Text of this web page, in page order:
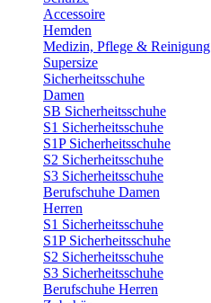
Accessoire
Hemden
Medizin, Pflege & Reinigung
Supersize
Sicherheitsschuhe
Damen
SB Sicherheitsschuhe
S1 Sicherheitsschuhe
S1P Sicherheitsschuhe
S2 Sicherheitsschuhe
S3 Sicherheitsschuhe
Berufschuhe Damen
Herren
S1 Sicherheitsschuhe
S1P Sicherheitsschuhe
S2 Sicherheitsschuhe
S3 Sicherheitsschuhe
Berufschuhe Herren